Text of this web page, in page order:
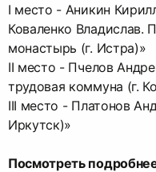
I место - Аникин
Коваленко Владислав.
монастырь (г. Истра)»
II место - Пчелов
трудовая коммуна (г.
III место - Платонов
Иркутск)»
Посмотреть